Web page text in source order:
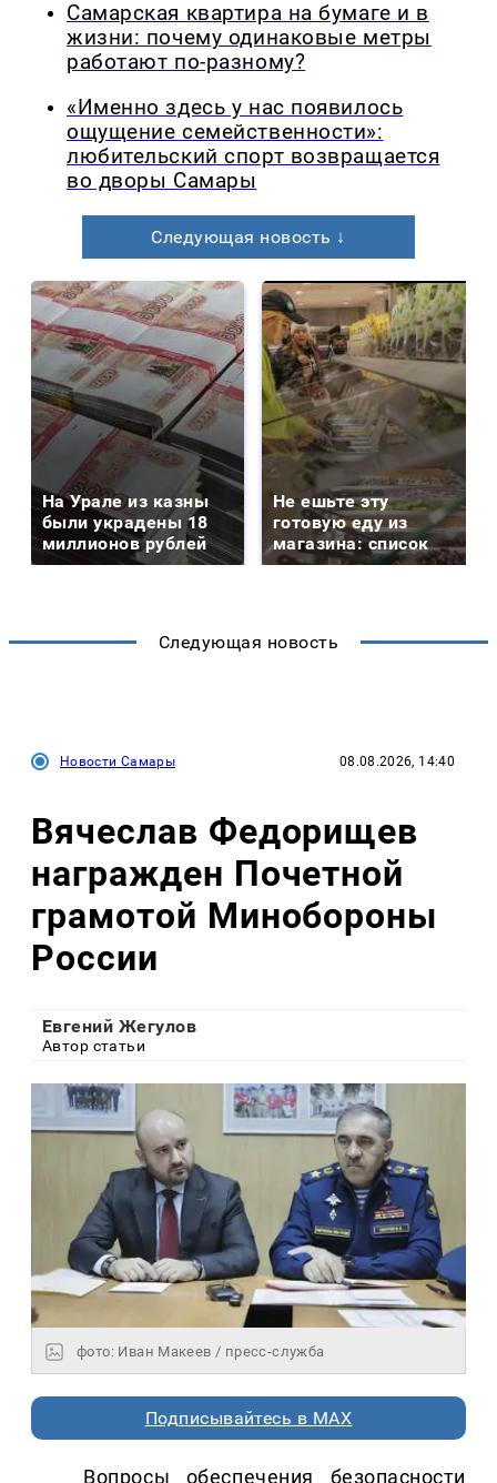
Самарская квартира на бумаге и в
жизни: почему одинаковые метры
работают по-разному?
«Именно здесь у нас появилось
ощущение семейственности»:
любительский спорт возвращается
во дворы Самары
Следующая новость ↓
На Урале из казны
были украдены 18
миллионов рублей
Не ешьте эту
готовую еду из
магазина: список
Следующая новость
Новости Самары 08.08.2026, 14:40
Вячеслав Федорищев
награжден Почетной
грамотой Минобороны
России
Евгений Жегулов
Автор статьи
фото: Иван Макеев / пресс-служба
Подписывайтесь в MAX
Вопросы обеспечения безопасности